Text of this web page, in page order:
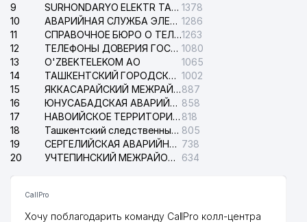
9
SURHONDARYO ELEKTR TARMOKLARI АО 1378
10
АВАРИЙНАЯ СЛУЖБА ЭЛЕКТРОСЕТИ ТАШКЕНТСКОГО РАЙОНА 1286
11
СПРАВОЧНОЕ БЮРО О ТЕЛЕФОНАХ ОРГАНИЗАЦИЙ г. ТАШКЕНТА1263
12
ТЕЛЕФОНЫ ДОВЕРИЯ ГОСУДАРСТВЕННОГО ЦЕНТРА ТЕСТИРОВАНИЯ 1080
13
O'ZBEKTELEKOM АО
1065
14
ТАШКЕНТСКИЙ ГОРОДСКОЙ СУД ПО ГРАЖДАНСКИМ ДЕЛАМ 1002
15
ЯККАСАРАЙСКИЙ МЕЖРАЙОННЫЙ СУД ПО ГРАЖДАНСКИМ ДЕЛАМ887
16
ЮНУСАБАДСКАЯ АВАРИЙНАЯ СЛУЖБА ЭЛЕКТРОСЕТИ 858
17
НАВОИЙСКОЕ ТЕРРИТОРИАЛЬНОЕ ПРЕДПРИЯТИЕ ЭЛЕКТРОСЕТИ АО 818
18
Ташкентский следственный изолятор 805
19
СЕРГЕЛИЙСКАЯ АВАРИЙНАЯ СЛУЖБА ЭЛЕКТРОСЕТИ 738
20
УЧТЕПИНСКИЙ МЕЖРАЙОННЫЙ СУД ПО ГРАЖДАНСКИМ ДЕЛАМ 634
CallPro
Хочу поблагодарить команду CallPro колл-центра